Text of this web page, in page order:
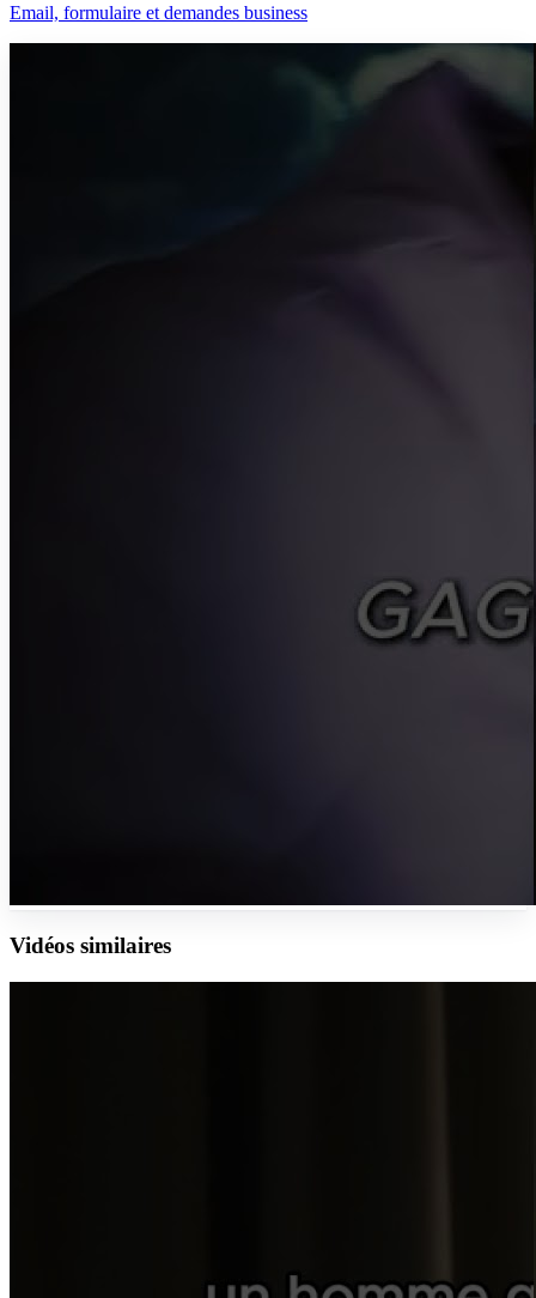
Email, formulaire et demandes business
Vidéos similaires